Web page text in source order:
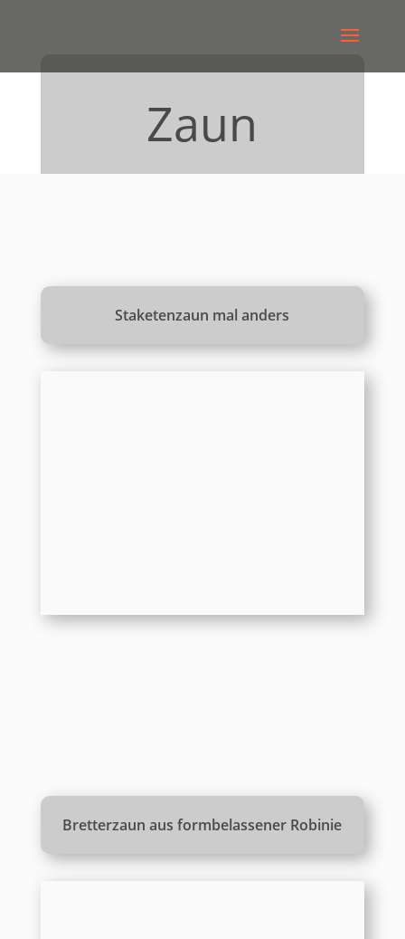
Zaun
Staketenzaun mal anders
Bretterzaun aus formbelassener Robinie